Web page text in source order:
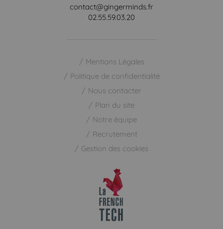
contact@gingerminds.fr
02.55.59.03.20
Mentions Légales
Politique de confidentialité
Nous contacter
Plan du site
Notre équipe
Recrutement
Gestion des cookies